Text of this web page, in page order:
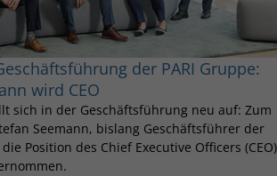
der PARI Gruppe:
wird CEO
sich in der Geschäftsführung neu auf: Zum
Seemann, bislang Geschäftsführer der
Position des Chief Executive Officers (CEO)